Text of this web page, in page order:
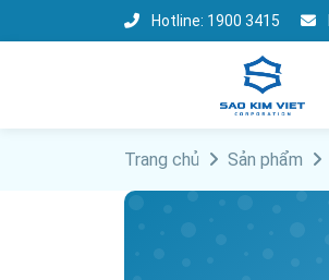
Hotline: 1900 3415
Trang chủ Sản phẩm